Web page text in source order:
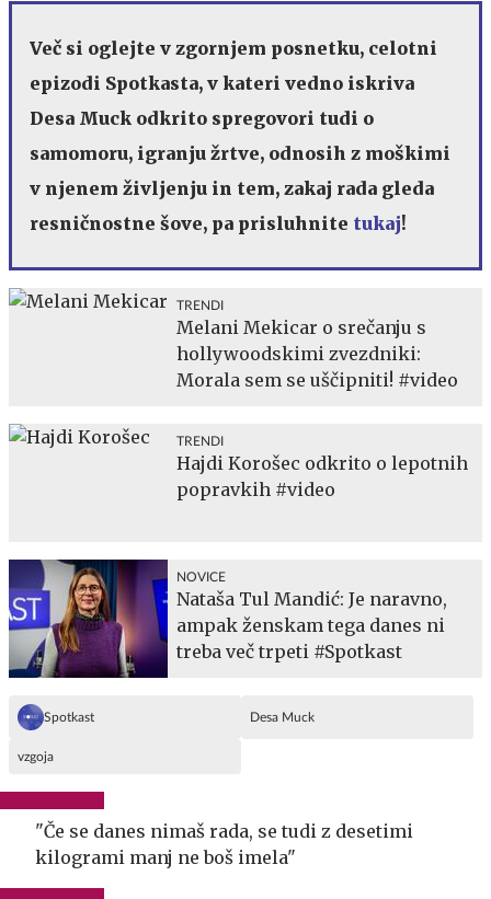
Več si oglejte v zgornjem posnetku, celotni
epizodi Spotkasta, v kateri vedno iskriva
Desa Muck odkrito spregovori tudi o
samomoru, igranju žrtve, odnosih z moškimi
v njenem življenju in tem, zakaj rada gleda
resničnostne šove, pa prisluhnite tukaj!
TRENDI
Melani Mekicar o srečanju s
hollywoodskimi zvezdniki:
Morala sem se uščipniti! #video
TRENDI
Hajdi Korošec odkrito o lepotnih
popravkih #video
NOVICE
Nataša Tul Mandić: Je naravno,
ampak ženskam tega danes ni
treba več trpeti #Spotkast
Spotkast Desa Muck
vzgoja
"Če se danes nimaš rada, se tudi z desetimi
kilogrami manj ne boš imela"